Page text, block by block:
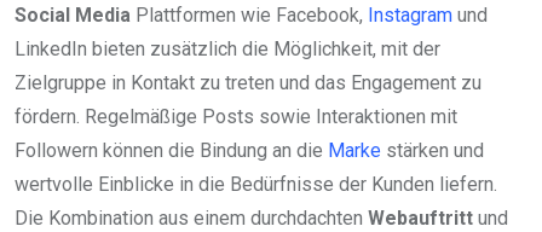
Social Media Plattformen wie Facebook, Instagram und
LinkedIn bieten zusätzlich die Möglichkeit, mit der
Zielgruppe in Kontakt zu treten und das Engagement zu
fördern. Regelmäßige Posts sowie Interaktionen mit
Followern können die Bindung an die Marke stärken und
wertvolle Einblicke in die Bedürfnisse der Kunden liefern.
Die Kombination aus einem durchdachten Webauftritt und